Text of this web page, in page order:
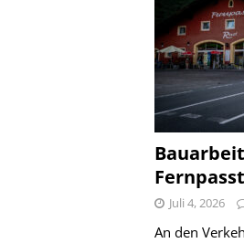
Juli 4, 2026
An den